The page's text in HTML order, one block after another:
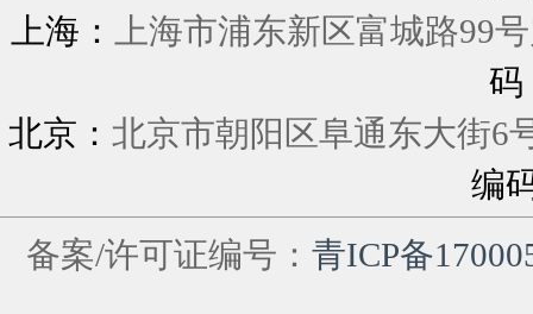
上海：
上海市浦东新区富
码
北京： 北京市朝阳区阜通东大
编
备案/许可证编号： 青ICP备